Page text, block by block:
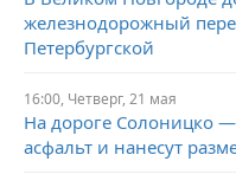
железнодорожный
Петербургской
16:00, Четверг, 21 мая
На дороге Солоницко
асфальт и нанесут